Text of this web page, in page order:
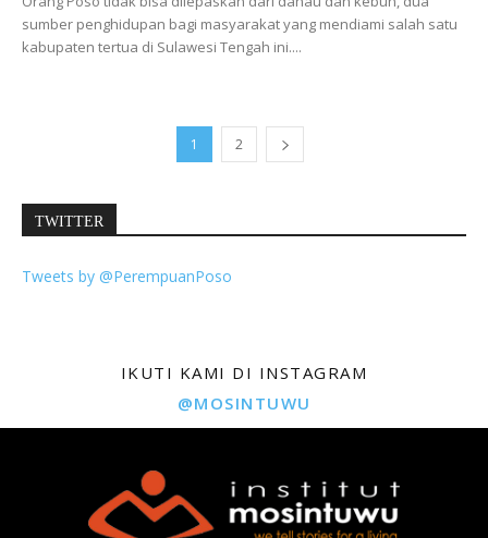
sumber penghidupan bagi masyarakat yang mendiami salah satu
kabupaten tertua di Sulawesi Tengah ini....
1 2
TWITTER
Tweets by @PerempuanPoso
IKUTI KAMI DI INSTAGRAM
@MOSINTUWU